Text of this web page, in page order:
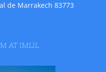
de Marrakech 83773
AT IMLIL